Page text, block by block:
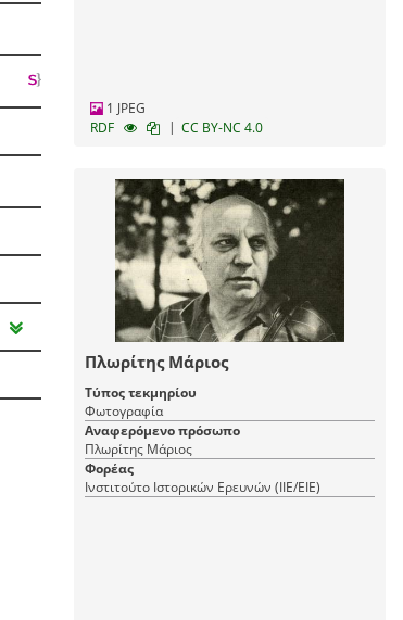
1 JPEG
RDF
| CC BY-NC 4.0
Πλωρίτης Μάριος
Τύπος τεκμηρίου
Φωτογραφία
Αναφερόμενο πρόσωπο
Πλωρίτης Μάριος
Φορέας
Ινστιτούτο Ιστορικών Ερευνών (ΙΙΕ/ΕΙΕ)